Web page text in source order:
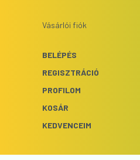
Vásárlói fiók
BELÉPÉS
REGISZTRÁCIÓ
PROFILOM
KOSÁR
KEDVENCEIM